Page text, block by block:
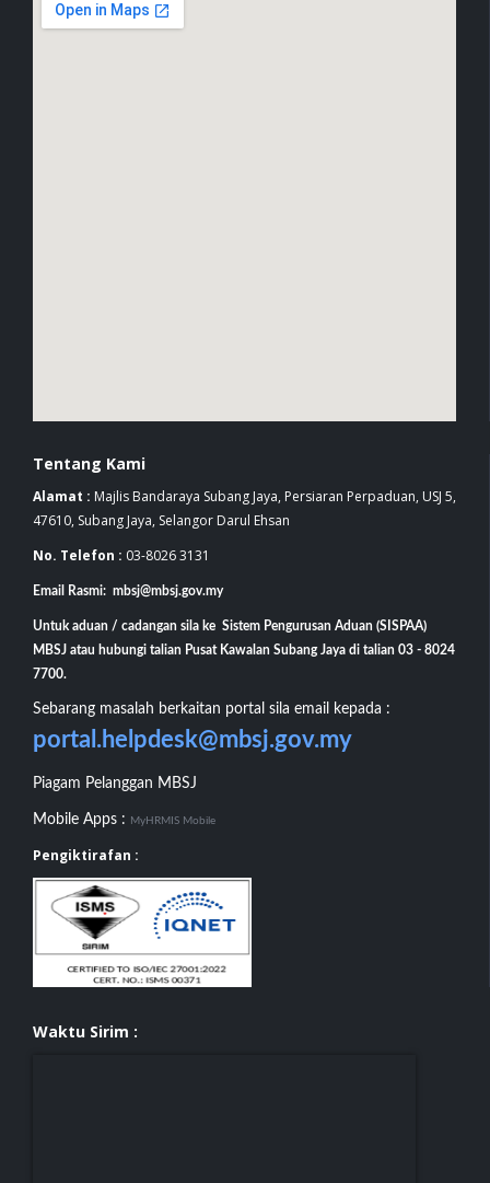
Tentang Kami
Alamat : Majlis Bandaraya Subang Jaya, Persiaran Perpaduan, USJ 5,
47610, Subang Jaya, Selangor Darul Ehsan
No. Telefon : 03-8026 3131
Email Rasmi: mbsj@mbsj.gov.my
Untuk aduan / cadangan sila ke Sistem Pengurusan Aduan (SISPAA)
MBSJ atau hubungi talian Pusat Kawalan Subang Jaya di talian 03 - 8024
7700.
Sebarang masalah berkaitan portal sila email kepada :
portal.helpdesk@mbsj.gov.my
Piagam Pelanggan MBSJ
Mobile Apps : MyHRMIS Mobile
Pengiktirafan :
Waktu Sirim :